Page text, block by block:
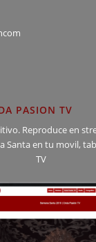
PASION TV
Reproduce en
Santa en tu movil,
TV